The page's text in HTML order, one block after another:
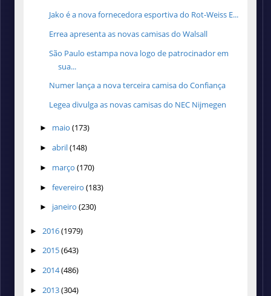
Jako é a nova fornecedora esportiva do Rot-Weiss E...
Errea apresenta as novas camisas do Walsall
São Paulo estampa nova logo de patrocinador em
sua...
Numer lança a nova terceira camisa do Confiança
Legea divulga as novas camisas do NEC Nijmegen
► maio (173)
► abril(148)
► março (170)
► fevereiro (183)
► janeiro (230)
► 2016(1979)
► 2015(643)
► 2014(486)
► 2013(304)